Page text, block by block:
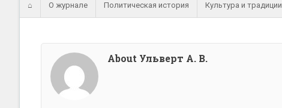
⌂ О журнале Политическая история Культура и традиции
About Ульверт А. В.